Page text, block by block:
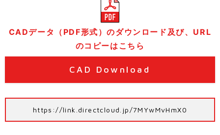
CADデータ（PDF形式）のダウンロード及び、URL
のコピーはこちら
CAD Download
https://link.directcloud.jp/7MYwMvHmX0